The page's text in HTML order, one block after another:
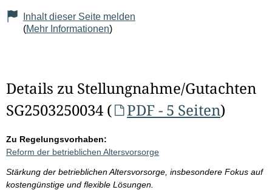
Inhalt dieser Seite melden
(Mehr Informationen)
Details zu Stellungnahme/Gutachten
SG2503250034 (
PDF - 5 Seiten)
Zu Regelungsvorhaben:
Reform der betrieblichen Altersvorsorge
Stärkung der betrieblichen Altersvorsorge, insbesondere Fokus auf
kostengünstige und flexible Lösungen.